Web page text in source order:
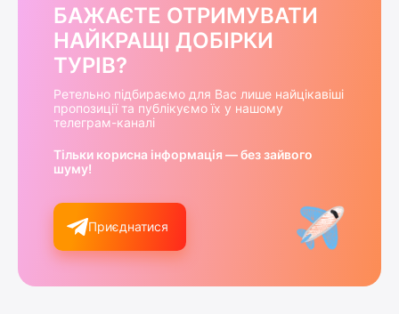
БАЖАЄТЕ ОТРИМУВАТИ
НАЙКРАЩІ ДОБІРКИ
ТУРІВ?
Ретельно підбираємо для Вас лише найцікавіші
пропозиції та публікуємо їх у нашому
телеграм-каналі
Тільки корисна інформація — без зайвого
шуму!
Приєднатися